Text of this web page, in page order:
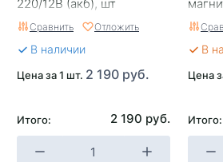
220/12B (акб), шт
Сравнить Отложить
В наличии
Цена за 1 шт. 2 190 руб.
Итого: 2 190 руб.
В
Цена
Итого: